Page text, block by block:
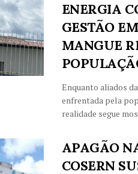
ENERGIA
GESTÃO
MANGUE
Enquanto aliados
enfrentada pela
realidade segue
APAGÃO
COSERN